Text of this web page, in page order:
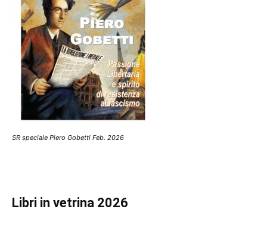
SR speciale Piero Gobetti Feb. 2026
Libri in vetrina 2026